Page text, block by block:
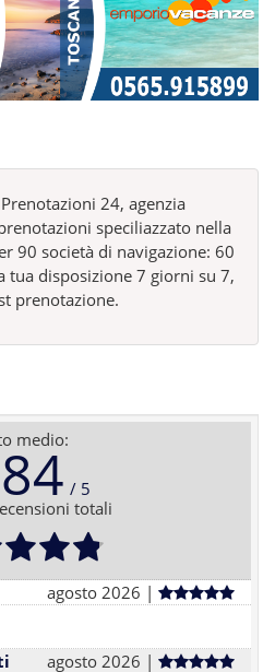
24, agenzia
speciliazzato nella
90 società di navigazione: 60
tua disposizione 7 giorni su 7,
prenotazione.
medio:
totali
agosto 2026 |
agosto 2026 |